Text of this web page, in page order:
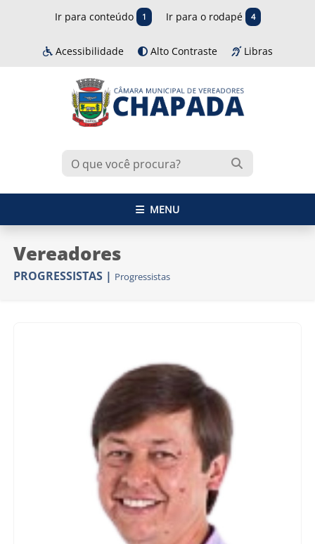
Ir para conteúdo 1 Ir para o rodapé 4
Acessibilidade Alto Contraste Libras
MENU
Vereadores
PROGRESSISTAS | Progressistas